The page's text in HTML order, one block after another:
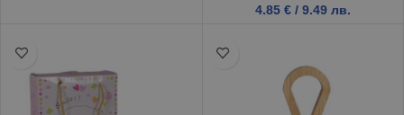
4.85 € / 9.49 лв.